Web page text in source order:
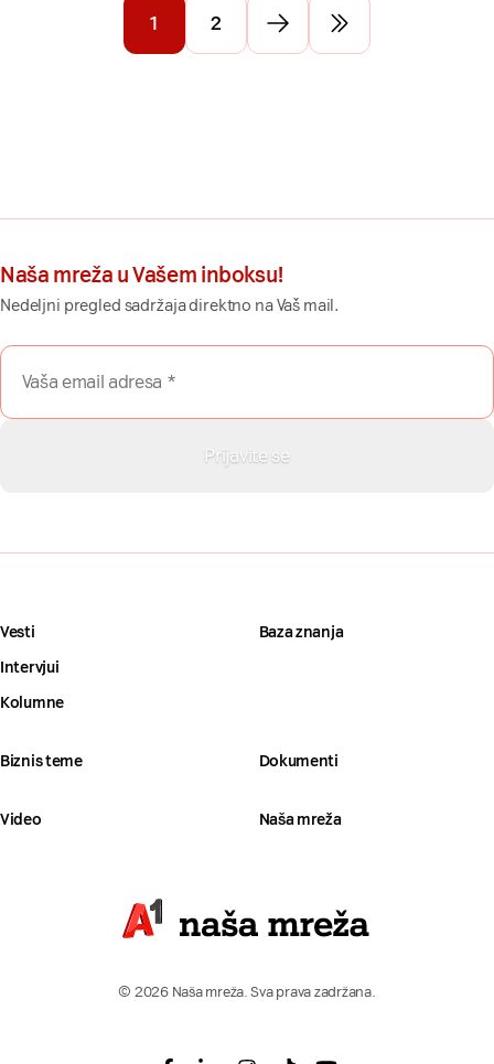
1 2 Idi na sledeću stranu
Idi na poslednju
Naša mreža u Vašem inboksu!
Nedeljni pregled sadržaja direktno na Vaš mail.
Vesti
Intervjui
Kolumne
Baza znanja
Biznis teme Dokumenti
Video Naša mreža
© 2026 Naša mreža. Sva prava zadržana.